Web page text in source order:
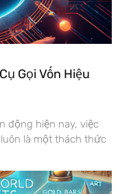
Gọi Vốn Hiệu
động hiện nay, việc
là một thách thức